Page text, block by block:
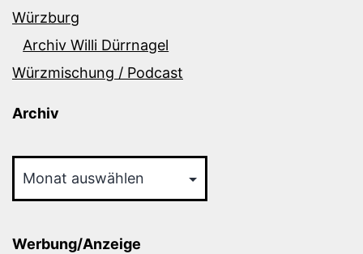
Würzburg
Archiv Willi Dürrnagel
Würzmischung / Podcast
Archiv
Werbung/Anzeige